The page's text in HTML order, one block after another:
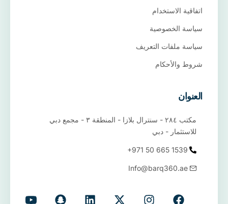
اتفاقية الاستخدام
سياسة الخصوصية
سياسة ملفات التعريف
شروط والأحكام
العنوان
مكتب ٢٨٤ - سنترال بلازا - المنطقة ٣ - مجمع دبي
للاستثمار - دبي
+971 50 665 1539
Info@barq360.ae